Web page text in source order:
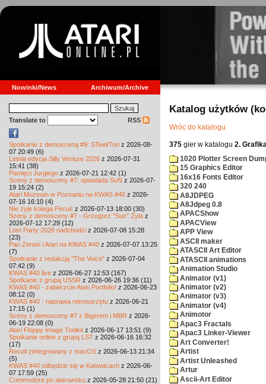
Nowinki/News Archiwum/Archive
Translate to RSS
Spotkanie z demosceną #9: STeel/Tori z 2026-08-
07 20:49 (6)
Letnia edycja Silly Venture 2026 z 2026-07-31
15:41 (38)
Pamięci Jurgiego z 2026-07-21 12:42 (1)
Sceny z demosceny #7: opowiada SuN z 2026-07-
19 15:24 (2)
Atari Muzeum w Poznaniu na KWAS #40 z 2026-
07-16 16:10 (4)
Nie żyje kolega Pecuś z 2026-07-13 18:00 (30)
Sceny z demosceny #7 - Grzegorz "Sun" Żyła z
2026-07-12 17:29 (12)
Lost Party 2026 nadchodzi z 2026-07-08 15:28
(23)
Pan Zenon i Atari na KWAS #40 z 2026-07-07 13:25
(7)
Spotkanie z redakcją "The Voice" z 2026-07-04
07:42 (9)
KWAS #40 live z 2026-06-27 12:53 (167)
Spotkanie z grupą USSR z 2026-06-26 19:36 (11)
KWAS #40 - zabierzcie Atari Portfolio! z 2026-06-23
08:12 (0)
KWAS #40 - naprawa retrosprzętu z 2026-06-21
17:15 (1)
Sceny z demosceny #7 z Bigerem i MBR z 2026-
06-19 22:08 (0)
Atari Floppy Image Toolkit z 2026-06-17 13:51 (9)
Spotkanie online z grupą LST z 2026-06-16 16:32
(17)
Recoil zintegrowany z macOS z 2026-06-13 21:34
(5)
KWAS #40 odbędzie się w Katowicach z 2026-06-
07 17:59 (25)
Commodore po atarowsku z 2026-05-28 21:50 (21)
Katalog użytków
Wróc do katalogu
375 gier w katalogu 2.
1020 Plotter Screen
15 Graphics Editor
16x16 Fonts Editor
320 240
A8JDPEG
A8Jdpeg 0.8
APACShow
APACView
APP View
ASCII maker
ATASCII Art Editor
ATASCII animations
Animation Studio
Animator (v1)
Animator (v2)
Animator (v3)
Animator (v4)
Animotor
Apac3 Fractals
Apac3 Linker-Viewer
Art Converter!
Artist
Artist Unleashed
Artur
Ascii-Art Editor